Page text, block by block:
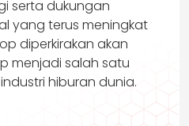
serta dukungan
yang terus meningkat
diperkirakan akan
menjadi salah satu
hiburan dunia.